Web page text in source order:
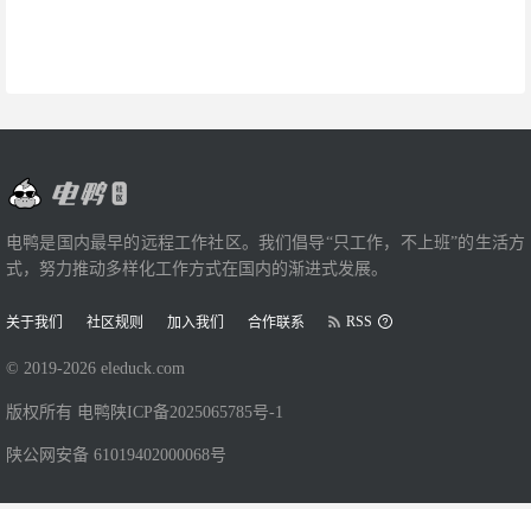
电鸭是国内最早的远程工作社区。我们倡导“只工作，不上班”的生活方
式，努力推动多样化工作方式在国内的渐进式发展。
关于我们 社区规则 加入我们 合作联系 RSS
© 2019-2026 eleduck.com
版权所有 电鸭 陕ICP备2025065785号-1
陕公网安备 61019402000068号